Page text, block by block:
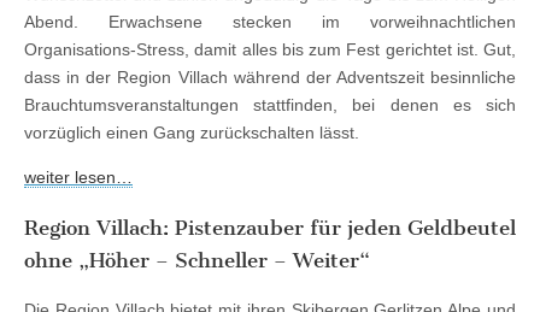
Abend. Erwachsene stecken im vorweihnachtlichen
Organisations-Stress, damit alles bis zum Fest gerichtet ist. Gut,
dass in der Region Villach während der Adventszeit besinnliche
Brauchtumsveranstaltungen stattfinden, bei denen es sich
vorzüglich einen Gang zurückschalten lässt.
weiter lesen…
Region Villach: Pistenzauber für jeden Geldbeutel
ohne „Höher – Schneller – Weiter“